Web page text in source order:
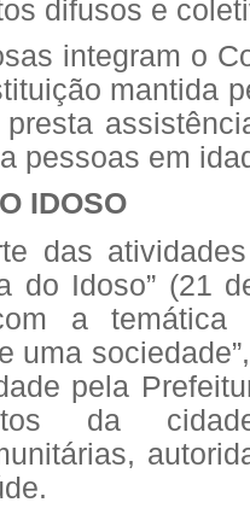
difusos e
integram o
mantida
pessoas em
IDOSO
das
do Idoso” (21
a temática
uma
pela
da